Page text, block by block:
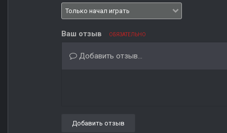
Ваш отзыв ОБЯЗАТЕЛЬНО
Добавить отзыв...
Добавить отзыв